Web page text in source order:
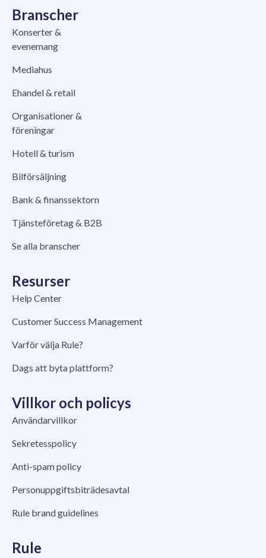
Branscher
Konserter &
evenemang
Mediahus
Ehandel & retail
Organisationer &
föreningar
Hotell & turism
Bilförsäljning
Bank & finanssektorn
Tjänsteföretag & B2B
Se alla branscher
Resurser
Help Center
Customer Success Management
Varför välja Rule?
Dags att byta plattform?
Villkor och policys
Användarvillkor
Sekretesspolicy
Anti-spam policy
Personuppgiftsbiträdesavtal
Rule brand guidelines
Rule